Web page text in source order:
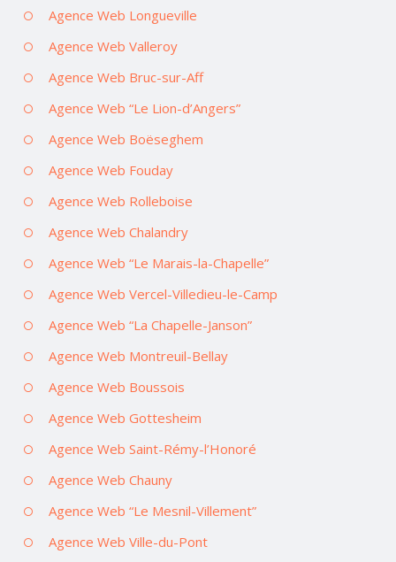
Agence Web Longueville
Agence Web Valleroy
Agence Web Bruc-sur-Aff
Agence Web “Le Lion-d’Angers”
Agence Web Boëseghem
Agence Web Fouday
Agence Web Rolleboise
Agence Web Chalandry
Agence Web “Le Marais-la-Chapelle”
Agence Web Vercel-Villedieu-le-Camp
Agence Web “La Chapelle-Janson”
Agence Web Montreuil-Bellay
Agence Web Boussois
Agence Web Gottesheim
Agence Web Saint-Rémy-l’Honoré
Agence Web Chauny
Agence Web “Le Mesnil-Villement”
Agence Web Ville-du-Pont